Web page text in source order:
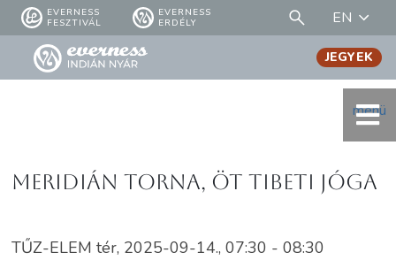
EVERNESS
FESZTIVÁL
EVERNESS
ERDÉLY
EN
menü
JEGYEK
Meridián torna, öt tibeti jóga
TŰZ-ELEM tér, 2025-09-14., 07:30 - 08:30